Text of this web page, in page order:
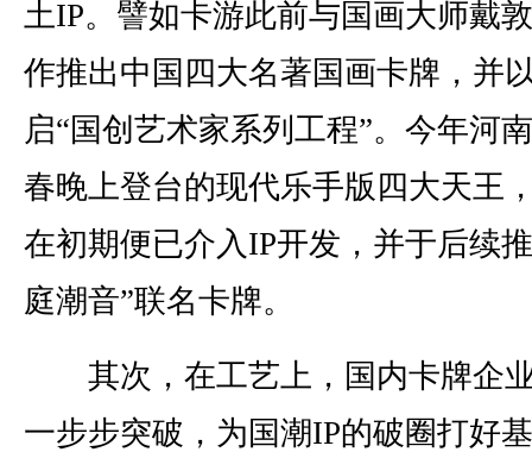
土IP。譬如卡游此前与国画大师戴
作推出中国四大名著国画卡牌，并
启“国创艺术家系列工程”。今年河
春晚上登台的现代乐手版四大天王
在初期便已介入IP开发，并于后续
庭潮音”联名卡牌。
其次，在工艺上，国内卡牌企
一步步突破，为国潮IP的破圈打好